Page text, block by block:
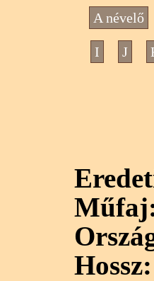
A névelő
I J
Hossz: